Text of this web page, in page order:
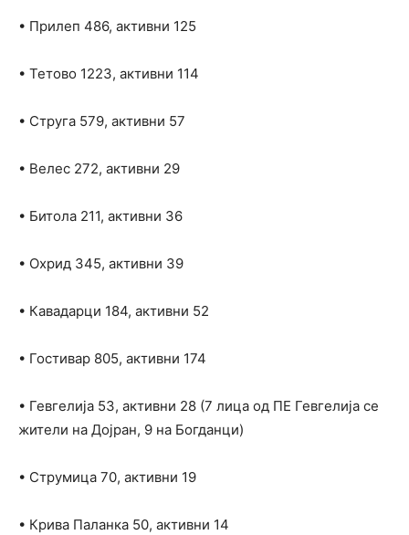
• Прилеп 486, активни 125
• Тетово 1223, активни 114
• Струга 579, активни 57
• Велес 272, активни 29
• Битола 211, активни 36
• Охрид 345, активни 39
• Кавадарци 184, активни 52
• Гостивар 805, активни 174
• Гевгелија 53, активни 28 (7 лица од ПЕ Гевгелија се
жители на Дојран, 9 на Богданци)
• Струмица 70, активни 19
• Крива Паланка 50, активни 14